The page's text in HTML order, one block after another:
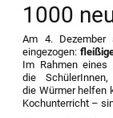
1000
Am 4. Dezember
eingezogen:
Im Rahmen
die
die Würmer helfen
Kochunterricht –